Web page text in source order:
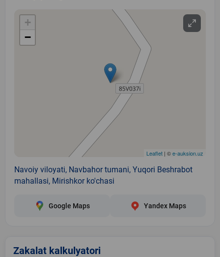
+
−
Leaflet | ©e-auksion.uz
Navoiy viloyati, Navbahor tumani, Yuqori Beshrabot
mahallasi, Mirishkor ko'chasi
Google Maps Yandex Maps
Zakalat kalkulyatori